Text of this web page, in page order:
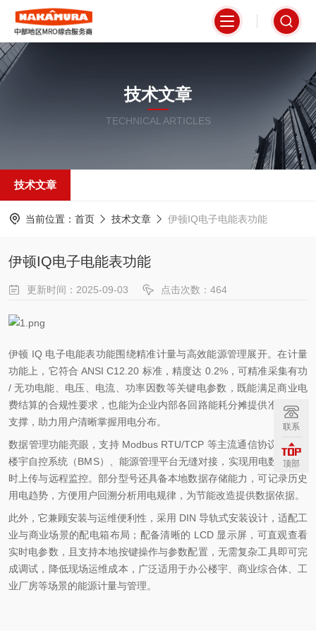
技术文章
TECHNICAL ARTICLES
技术文章
当前位置： 首页 技术文章 伊顿IQ电子电能表功能
伊顿IQ电子电能表功能
更新时间：2025-09-03 点击次数：464
伊顿 IQ 电子电能表功能围绕精准计量与高效能源管理展开。在计量
功能上，它符合 ANSI C12.20 标准，精度达 0.2%，可精准采集有功
/ 无功电能、电压、电流、功率因数等关键电参数，既能满足商业电
费结算的合规性要求，也能为企业内部各回路能耗分摊提供准确数据
支撑，助力用户清晰掌握用电分布。
数据管理功能亮眼，支持 Modbus RTU/TCP 等主流通信协议，可与
楼宇自控系统（BMS）、能源管理平台无缝对接，实现用电数据的实
时上传与远程监控。部分型号还具备本地数据存储能力，可记录历史
用电趋势，方便用户回溯分析用电规律，为节能改造提供数据依据。
此外，它兼顾安装与运维便利性，采用 DIN 导轨式安装设计，适配工
业与商业场景的配电箱布局；配备清晰的 LCD 显示屏，可直观查看
实时电参数，且支持本地按键操作与参数配置，无需复杂工具即可完
成调试，降低现场运维成本，广泛适用于办公楼宇、商业综合体、工
业厂房等场景的能源计量与管理。
联系
顶部